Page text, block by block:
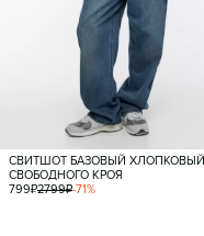
СВИТШОТ БАЗОВЫЙ ХЛОПКОВЫЙ
СВОБОДНОГО КРОЯ
799₽2799₽-71%